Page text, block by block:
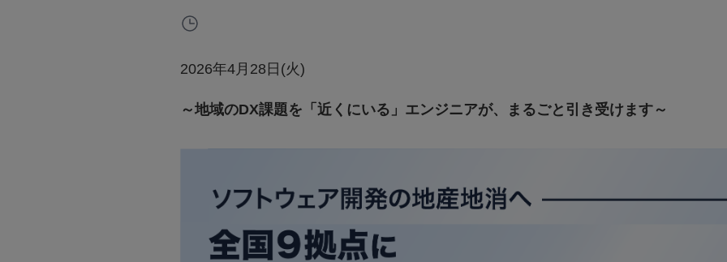
2026年4月28日(火)
～地域のDX課題を「近くにいる」エンジニアが、まるごと引き受けます～